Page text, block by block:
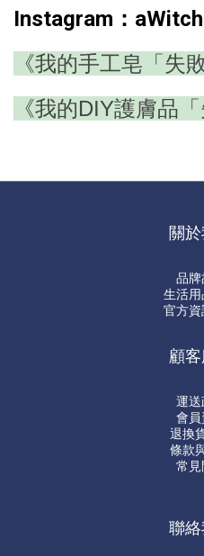
Instagram：
《我的手工皂「失
《我的DIY護膚品
關
品牌
生活用
官方
顧
運送
會員
退換
條款
常見
聯